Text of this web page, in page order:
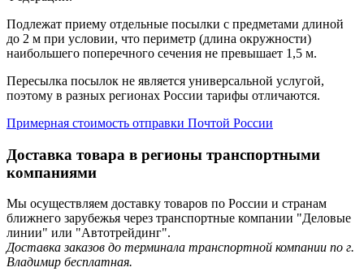
Подлежат приему отдельные посылки с предметами длиной
до 2 м при условии, что периметр (длина окружности)
наибольшего поперечного сечения не превышает 1,5 м.
Пересылка посылок не является универсальной услугой,
поэтому в разных регионах России тарифы отличаются.
Примерная стоимость отправки Почтой России
Доставка товара в регионы транспортными
компаниями
Мы осуществляем доставку товаров по России и странам
ближнего зарубежья через транспортные компании "Деловые
линии" или "Автотрейдинг".
Доставка заказов до терминала транспортной компании по г.
Владимир бесплатная.